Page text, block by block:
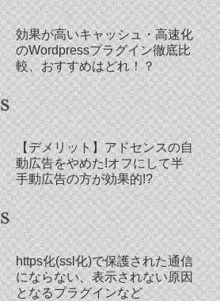
効果が高いキャッシュ・高速化
のWordpressプラグイン徹底比
較、おすすめはどれ！？
【デメリット】アドセンスの自
動広告をやめた!オフにして半
手動広告の方が効果的!?
https化(ssl化)で保護された通信
にならない、表示されない原因
となるプラグインなど